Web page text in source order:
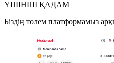
ҮШІНШІ ҚАДАМ
Біздің төлем платформамыз